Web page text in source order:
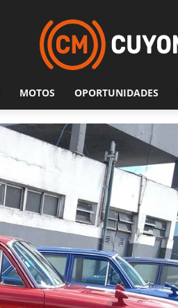
MOTOS OPORTUNIDADES